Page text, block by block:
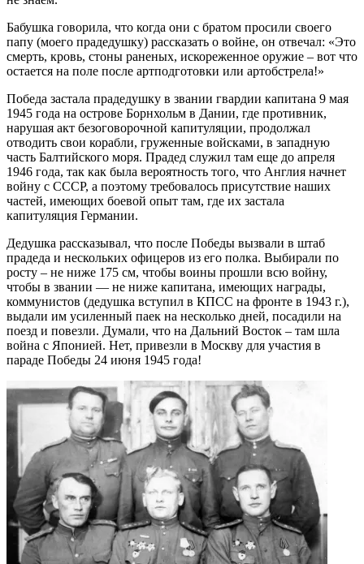
Бабушка говорила, что когда они с братом просили своего
папу (моего прадедушку) рассказать о войне, он отвечал: «Это
смерть, кровь, стоны раненых, искореженное оружие – вот что
остается на поле после артподготовки или артобстрела!»
Победа застала прадедушку в звании гвардии капитана 9 мая
1945 года на острове Борнхольм в Дании, где противник,
нарушая акт безоговорочной капитуляции, продолжал
отводить свои корабли, груженные войсками, в западную
часть Балтийского моря. Прадед служил там еще до апреля
1946 года, так как была вероятность того, что Англия начнет
войну с СССР, а поэтому требовалось присутствие наших
частей, имеющих боевой опыт там, где их застала
капитуляция Германии.
Дедушка рассказывал, что после Победы вызвали в штаб
прадеда и нескольких офицеров из его полка. Выбирали по
росту – не ниже 175 см, чтобы воины прошли всю войну,
чтобы в звании — не ниже капитана, имеющих награды,
коммунистов (дедушка вступил в КПСС на фронте в 1943 г.),
выдали им усиленный паек на несколько дней, посадили на
поезд и повезли. Думали, что на Дальний Восток – там шла
война с Японией. Нет, привезли в Москву для участия в
параде Победы 24 июня 1945 года!